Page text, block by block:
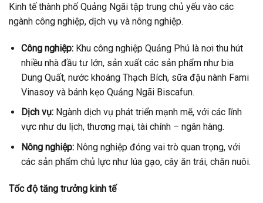
Kinh tế thành phố Quảng Ngãi tập trung chủ yếu vào các
ngành công nghiệp, dịch vụ và nông nghiệp.
Công nghiệp:Khu công nghiệp Quảng Phú là nơi thu hút
nhiều nhà đầu tư lớn, sản xuất các sản phẩm như bia
Dung Quất, nước khoáng Thạch Bích, sữa đậu nành Fami
Vinasoy và bánh kẹo Quảng Ngãi Biscafun.
Dịch vụ:Ngành dịch vụ phát triển mạnh mẽ, với các lĩnh
vực như du lịch, thương mại, tài chính – ngân hàng.
Nông nghiệp:Nông nghiệp đóng vai trò quan trọng, với
các sản phẩm chủ lực như lúa gạo, cây ăn trái, chăn nuôi.
Tốc độ tăng trưởng kinh tế